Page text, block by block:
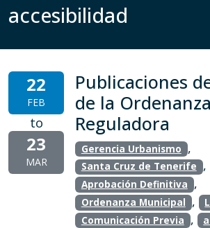
accesibilidad
22
FEB
to
23
MAR
Publicaciones
de la
Reguladora
Gerencia Urbanismo ,
Santa Cruz de Tenerife ,
Aprobación Definitiva ,
Ordenanza Municipal ,
Comunicación Previa ,